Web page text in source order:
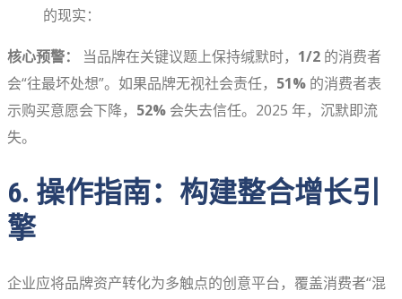
的现实：
核心预警： 当品牌在关键议题上保持缄默时， 1/2 的消费者
会“往最坏处想”。如果品牌无视社会责任， 51% 的消费者表
示购买意愿会下降， 52% 会失去信任。2025 年，沉默即流
失。
6. 操作指南：构建整合增长引
擎
企业应将品牌资产转化为多触点的创意平台，覆盖消费者“混